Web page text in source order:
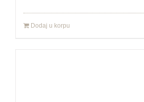
Dodaj u korpu